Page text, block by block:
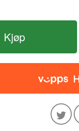
Kjøp